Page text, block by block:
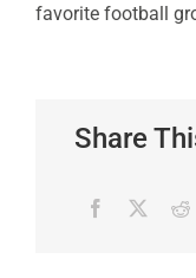
favorite football
Share
Facebook